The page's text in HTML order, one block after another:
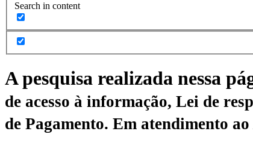
Search in content
A pesquisa realizada nessa
de acesso à informação, Lei de
de Pagamento. Em atendimento